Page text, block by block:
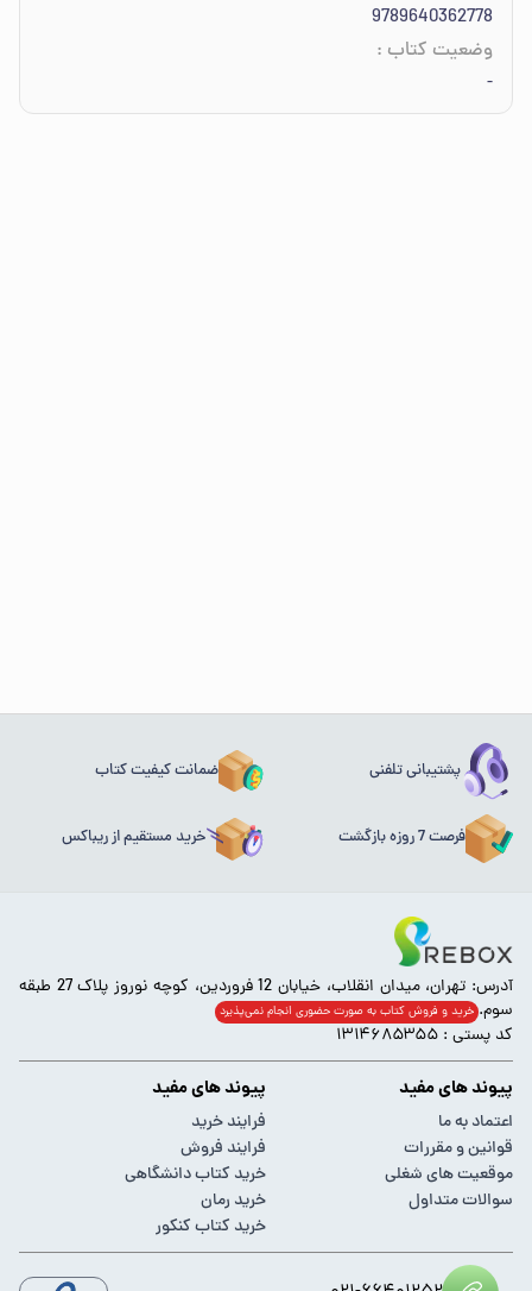
9789640362778
وضعیت کتاب :
-
پشتیبانی تلفنی ضمانت کیفیت کتاب
فرصت 7 روزه بازگشت خرید مستقیم از ریباکس
آدرس: تهران، میدان انقلاب، خیابان 12 فروردین، کوچه نوروز پلاک 27 طبقه
سوم. خرید و فروش کتاب به صورت حضوری انجام‌ نمی‌پذیرد
کد پستی : ۱۳۱۴۶۸۵۳۵۵
پیوند های مفید
اعتماد به ما
قوانین و مقررات
موقعیت های شغلی
سوالات متداول
پیوند های مفید
فرایند خرید
فرایند فروش
خرید کتاب دانشگاهی
خرید رمان
خرید کتاب کنکور